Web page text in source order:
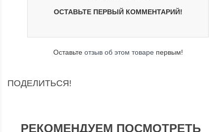
ОСТАВЬТЕ ПЕРВЫЙ КОММЕНТАРИЙ!
Оставьте отзыв об этом товарепервым!
ПОДЕЛИТЬСЯ!
РЕКОМЕНДУЕМ ПОСМОТРЕТЬ